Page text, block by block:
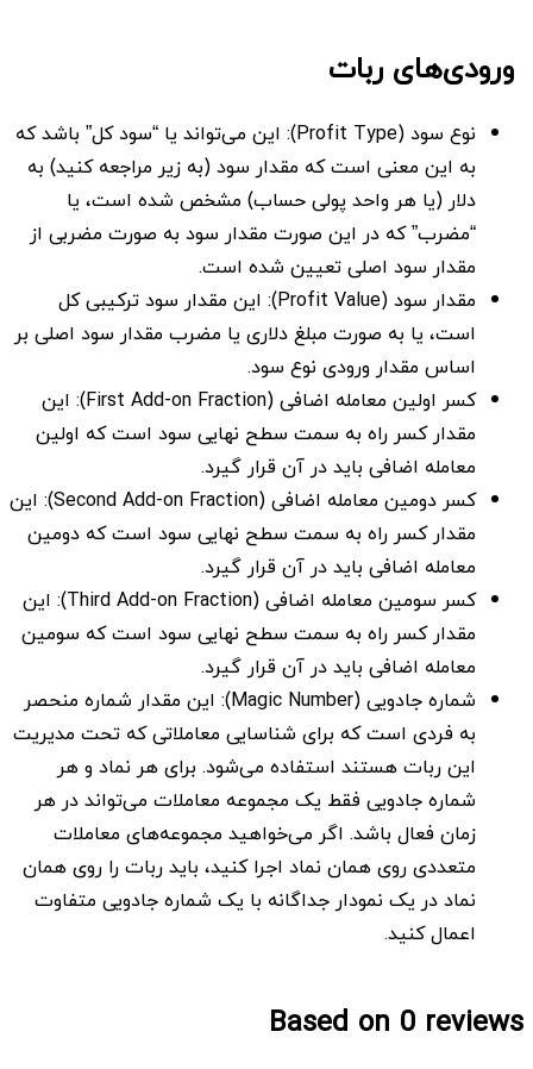
ورودی‌های ربات
نوع سود (Profit Type): این می‌تواند یا “سود کل” باشد که
به این معنی است که مقدار سود (به زیر مراجعه کنید) به
دلار (یا هر واحد پولی حساب) مشخص شده است، یا
“مضرب” که در این صورت مقدار سود به صورت مضربی از
مقدار سود اصلی تعیین شده است.
مقدار سود (Profit Value): این مقدار سود ترکیبی کل
است، یا به صورت مبلغ دلاری یا مضرب مقدار سود اصلی بر
اساس مقدار ورودی نوع سود.
کسر اولین معامله اضافی (First Add-on Fraction): این
مقدار کسر راه به سمت سطح نهایی سود است که اولین
معامله اضافی باید در آن قرار گیرد.
کسر دومین معامله اضافی (Second Add-on Fraction): این
مقدار کسر راه به سمت سطح نهایی سود است که دومین
معامله اضافی باید در آن قرار گیرد.
کسر سومین معامله اضافی (Third Add-on Fraction): این
مقدار کسر راه به سمت سطح نهایی سود است که سومین
معامله اضافی باید در آن قرار گیرد.
شماره جادویی (Magic Number): این مقدار شماره منحصر
به فردی است که برای شناسایی معاملاتی که تحت مدیریت
این ربات هستند استفاده می‌شود. برای هر نماد و هر
شماره جادویی فقط یک مجموعه معاملات می‌تواند در هر
زمان فعال باشد. اگر می‌خواهید مجموعه‌های معاملات
متعددی روی همان نماد اجرا کنید، باید ربات را روی همان
نماد در یک نمودار جداگانه با یک شماره جادویی متفاوت
اعمال کنید.
Based on 0 reviews